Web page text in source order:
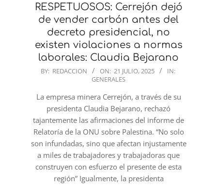
RESPETUOSOS: Cerrejón dejó
de vender carbón antes del
decreto presidencial, no
existen violaciones a normas
laborales: Claudia Bejarano
2025-
21
BY: REDACCION ON: 21 JULIO, 2025
IN:
GENERALES
La empresa minera Cerrejón, a través de su
presidenta Claudia Bejarano, rechazó
tajantemente las afirmaciones del informe de
Relatoría de la ONU sobre Palestina. “No solo
son infundadas, sino que afectan injustamente
a miles de trabajadores y trabajadoras que
construyen con esfuerzo el presente de esta
región” Igualmente, la presidenta